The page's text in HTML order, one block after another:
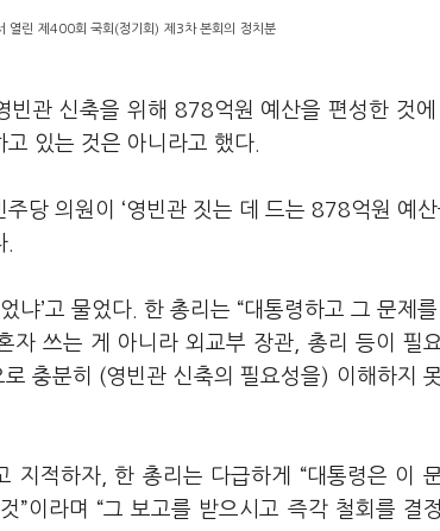
열린 제400회 국회(정기회) 제3차 본회의 정치분
빈관 신축을 위해 878억원 예산을 편성한 것에
있는 것은 아니라고 했다.
당 의원이 ‘영빈관 짓는 데 드는 878억원 예
’고 물었다. 한 총리는 “대통령하고 그 문제를
자 쓰는 게 아니라 외교부 장관, 총리 등이 필
충분히 (영빈관 신축의 필요성을) 이해하지
지적하자, 한 총리는 다급하게 “대통령은 이
이라며 “그 보고를 받으시고 즉각 철회를 결